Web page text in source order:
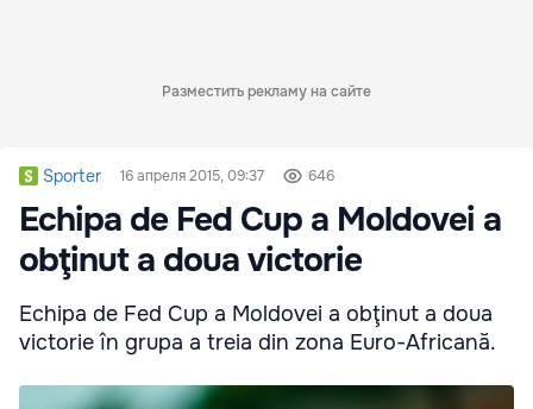
Разместить рекламу на сайте
Sporter 16 апреля 2015, 09:37 646
Echipa de Fed Cup a Moldovei a
obţinut a doua victorie
Echipa de Fed Cup a Moldovei a obţinut a doua
victorie în grupa a treia din zona Euro-Africană.